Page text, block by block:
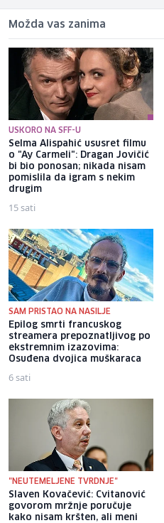
Možda vas zanima
USKORO NA SFF-U
Selma Alispahić ususret filmu
o "Ay Carmeli": Dragan Jovičić
bi bio ponosan; nikada nisam
pomislila da igram s nekim
drugim
15 sati
SAM PRISTAO NA NASILJE
Epilog smrti francuskog
streamera prepoznatljivog po
ekstremnim izazovima:
Osuđena dvojica muškaraca
6 sati
"NEUTEMELJENE TVRDNJE"
Slaven Kovačević: Cvitanović
govorom mržnje poručuje
kako nisam kršten, ali meni